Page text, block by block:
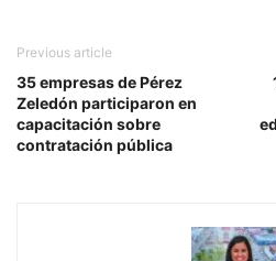
Previous article
35 empresas de Pérez
Zeledón participaron en
capacitación sobre
contratación pública